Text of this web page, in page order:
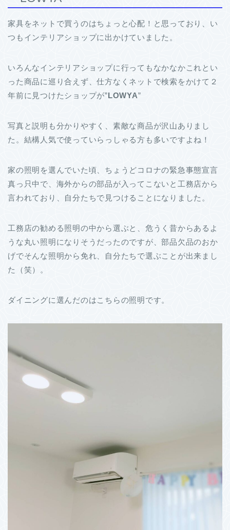
家具をネットで買うのはちょっと心配！と思っており、い
つもインテリアショップに出かけていました。
いろんなインテリアショップに行ってもなかなかこれとい
った商品に巡り合えず、仕方なくネットで検索をかけて２
年前に見つけたショップが” LOWYA”
写真と説明も分かりやすく、素敵な商品が沢山ありまし
た。結構人気で使っていらっしゃる方も多いですよね！
家の照明を選んでいた頃、ちょうどコロナの緊急事態宣言
真っ只中で、海外からの部品が入ってこないと工務店から
言われており、自分たちで見つけることになりました。
工務店の勧める照明の中から選ぶと、危うく昔からあるよ
うな丸い照明になりそうだったのですが、部品欠品のおか
げでそんな照明から免れ、自分たちで選ぶことが出来まし
た（笑）。
ダイニングに選んだのはこちらの照明です。